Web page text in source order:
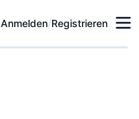
Anmelden/Registrieren